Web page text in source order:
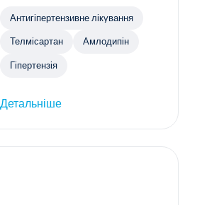
Антигіпертензивне лікування
Телмісартан Амлодипін
Гіпертензія
Детальніше